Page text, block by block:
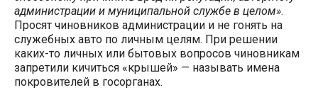
администрации и муниципальной службе в целом».
Просят чиновников администрации и не гонять на
служебных авто по личным целям. При решении
каких-то личных или бытовых вопросов чиновникам
запретили кичиться «крышей» — называть имена
покровителей в госорганах.